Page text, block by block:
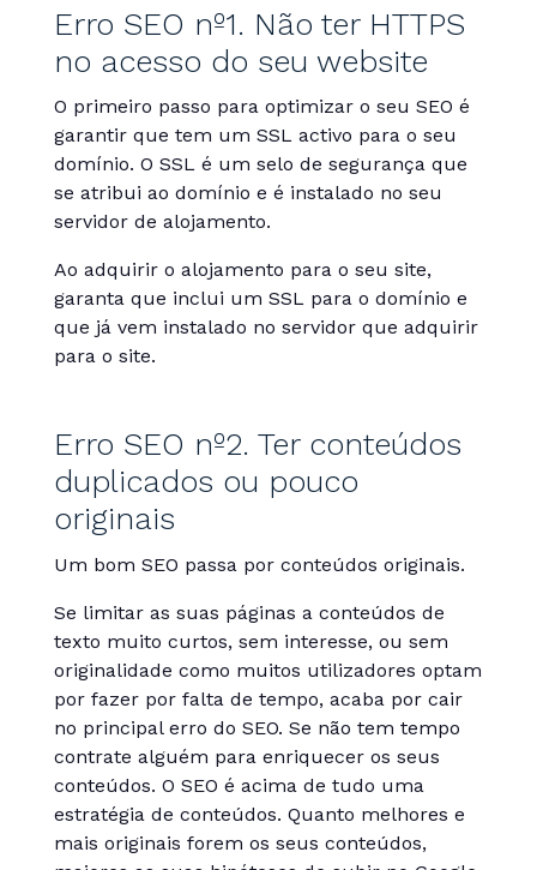
Erro SEO nº1. Não ter HTTPS
no acesso do seu website
O primeiro passo para optimizar o seu SEO é
garantir que tem um SSL activo para o seu
domínio. O SSL é um selo de segurança que
se atribui ao domínio e é instalado no seu
servidor de alojamento.
Ao adquirir o alojamento para o seu site,
garanta que inclui um SSL para o domínio e
que já vem instalado no servidor que adquirir
para o site.
Erro SEO nº2. Ter conteúdos
duplicados ou pouco
originais
Um bom SEO passa por conteúdos originais.
Se limitar as suas páginas a conteúdos de
texto muito curtos, sem interesse, ou sem
originalidade como muitos utilizadores optam
por fazer por falta de tempo, acaba por cair
no principal erro do SEO. Se não tem tempo
contrate alguém para enriquecer os seus
conteúdos. O SEO é acima de tudo uma
estratégia de conteúdos. Quanto melhores e
mais originais forem os seus conteúdos,